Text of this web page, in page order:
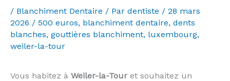
/ Blanchiment Dentaire / Par dentiste / 28 mars
2026 / 500 euros, blanchiment dentaire, dents
blanches, gouttières blanchiment, luxembourg,
weiler-la-tour
Vous habitez à Weiler-la-Tour et souhaitez un